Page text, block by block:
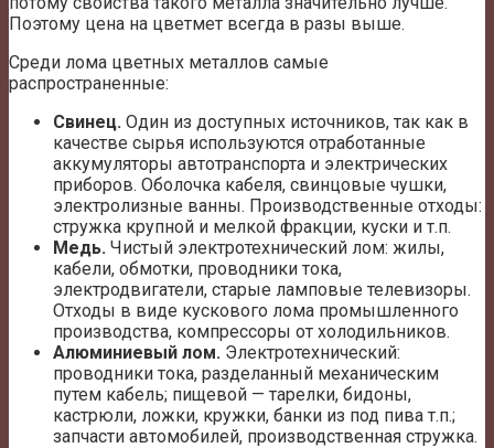
Поэтому цена на цветмет всегда в разы выше.
Среди лома цветных металлов самые
распространенные:
Свинец. Один из доступных источников, так как в
качестве сырья используются отработанные
аккумуляторы автотранспорта и электрических
приборов. Оболочка кабеля, свинцовые чушки,
электролизные ванны. Производственные отходы:
стружка крупной и мелкой фракции, куски и т.п.
Медь. Чистый электротехнический лом: жилы,
кабели, обмотки, проводники тока,
электродвигатели, старые ламповые телевизоры.
Отходы в виде кускового лома промышленного
производства, компрессоры от холодильников.
Алюминиевый лом. Электротехнический:
проводники тока, разделанный механическим
путем кабель; пищевой — тарелки, бидоны,
кастрюли, ложки, кружки, банки из под пива т.п.;
запчасти автомобилей, производственная стружка.